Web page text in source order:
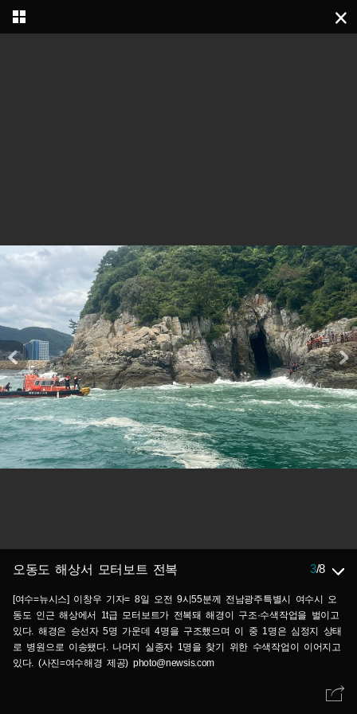
오동도 해상서 모터보트 전복 3/8
[여수=뉴시스] 이창우 기자= 8일 오전 9시55분께 전남광주특별시 여수시 오
동도 인근 해상에서 1t급 모터보트가 전복돼 해경이 구조·수색작업을 벌이고
있다. 해경은 승선자 5명 가운데 4명을 구조했으며 이 중 1명은 심정지 상태
로 병원으로 이송됐다. 나머지 실종자 1명을 찾기 위한 수색작업이 이어지고
있다. (사진=여수해경 제공) photo@newsis.com